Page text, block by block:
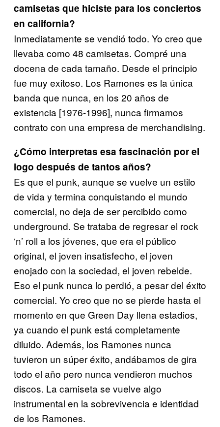
camisetas que hiciste para los conciertos
en california?
Inmediatamente se vendió todo. Yo creo que
llevaba como 48 camisetas. Compré una
docena de cada tamaño. Desde el principio
fue muy exitoso. Los Ramones es la única
banda que nunca, en los 20 años de
existencia [1976-1996], nunca firmamos
contrato con una empresa de merchandising.
¿Cómo interpretas esa fascinación por el
logo después de tantos años?
Es que el punk, aunque se vuelve un estilo
de vida y termina conquistando el mundo
comercial, no deja de ser percibido como
underground. Se trataba de regresar el rock
‘n’ roll a los jóvenes, que era el público
original, el joven insatisfecho, el joven
enojado con la sociedad, el joven rebelde.
Eso el punk nunca lo perdió, a pesar del éxito
comercial. Yo creo que no se pierde hasta el
momento en que Green Day llena estadios,
ya cuando el punk está completamente
diluido. Además, los Ramones nunca
tuvieron un súper éxito, andábamos de gira
todo el año pero nunca vendieron muchos
discos. La camiseta se vuelve algo
instrumental en la sobrevivencia e identidad
de los Ramones.